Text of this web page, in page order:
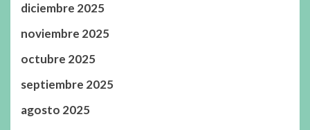
diciembre 2025
noviembre 2025
octubre 2025
septiembre 2025
agosto 2025